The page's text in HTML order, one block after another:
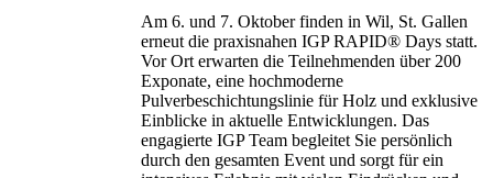
Am 6. und 7. Oktober finden in Wil, St. Gallen
erneut die praxisnahen IGP RAPID® Days statt.
Vor Ort erwarten die Teilnehmenden über 200
Exponate, eine hochmoderne
Pulverbeschichtungslinie für Holz und exklusive
Einblicke in aktuelle Entwicklungen. Das
engagierte IGP Team begleitet Sie persönlich
durch den gesamten Event und sorgt für ein